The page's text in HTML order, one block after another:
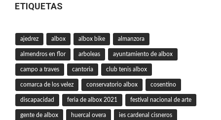
ETIQUETAS
ajedrez albox albox bike almanzora
almendros en flor arboleas ayuntamiento de albox
campo a traves cantoria club tenis albox
comarca de los velez conservatorio albox cosentino
discapacidad feria de albox 2021 festival nacional de arte
gente de albox huercal overa ies cardenal cisneros